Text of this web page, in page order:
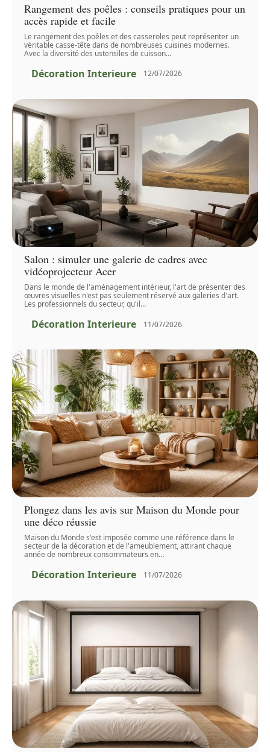
Rangement des poêles : conseils pratiques pour un
accès rapide et facile
Le rangement des poêles et des casseroles peut représenter un
véritable casse-tête dans de nombreuses cuisines modernes.
Avec la diversité des ustensiles de cuisson…
Décoration Interieure 12/07/2026
Salon : simuler une galerie de cadres avec
vidéoprojecteur Acer
Dans le monde de l'aménagement intérieur, l'art de présenter des
œuvres visuelles n'est pas seulement réservé aux galeries d'art.
Les professionnels du secteur, qu'il…
Décoration Interieure 11/07/2026
Plongez dans les avis sur Maison du Monde pour
une déco réussie
Maison du Monde s'est imposée comme une référence dans le
secteur de la décoration et de l'ameublement, attirant chaque
année de nombreux consommateurs en…
Décoration Interieure 11/07/2026